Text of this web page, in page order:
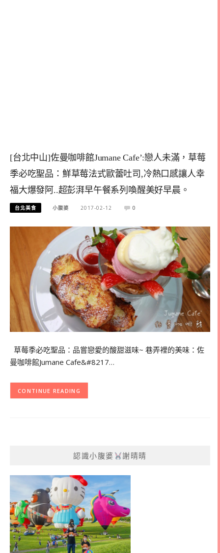
[台北中山]佐曼咖啡館Jumane Cafe’:戀人未滿，草莓
季必吃聖品：鮮草莓法式歐蕾吐司,冷熱口感讓人幸
福大爆發阿..超彭湃早午餐系列喚醒美好早晨。
台北美食 小腹婆 2017-02-12 0
草莓季必吃聖品：品嘗戀愛的酸甜滋味~ 巷弄裡的美味：佐
曼咖啡館Jumane Cafe&#8217…
CONTINUE READING
認識小腹婆 謝晴晴